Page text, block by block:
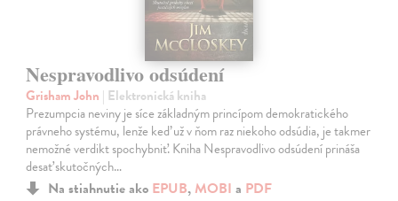
Nespravodlivo odsúdení
Grisham John | Elektronická kniha
Prezumpcia neviny je síce základným princípom demokratického
právneho systému, lenže keď už v ňom raz niekoho odsúdia, je takmer
nemožné verdikt spochybniť. Kniha Nespravodlivo odsúdení prináša
desať skutočných…
Na stiahnutie ako EPUB, MOBI a PDF